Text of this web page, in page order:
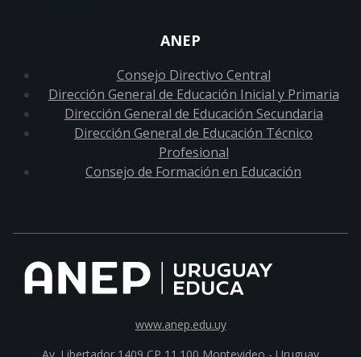
ANEP
Consejo Directivo Central
Dirección General de Educación Inicial y Primaria
Dirección General de Educación Secundaria
Dirección General de Educación Técnico
Profesional
Consejo de Formación en Educación
www.anep.edu.uy